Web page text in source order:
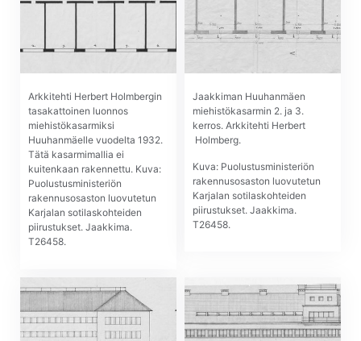
Arkkitehti Herbert Holmbergin
tasakattoinen luonnos
miehistökasarmiksi
Huuhanmäelle vuodelta 1932.
Tätä kasarmimallia ei
kuitenkaan rakennettu. Kuva:
Puolustusministeriön
rakennusosaston luovutetun
Karjalan sotilaskohteiden
piirustukset. Jaakkima.
T26458.
Jaakkiman Huuhanmäen
miehistökasarmin 2. ja 3.
kerros. Arkkitehti Her­bert
Holmberg.
Kuva: Puolustusministeriön
rakennusosaston luovutetun
Karjalan sotilaskohteiden
piirustukset. Jaakkima.
T26458.